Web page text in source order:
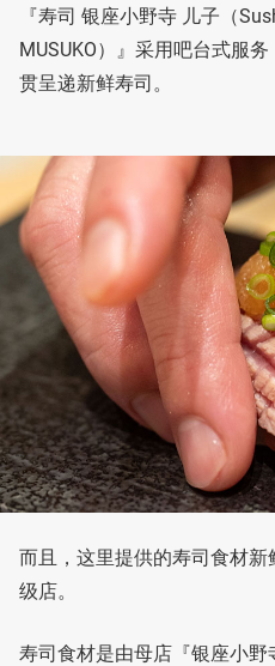
『寿司 银座小野寺 儿子（
MUSUKO）』采用吧台式服
贯呈递新鲜寿司。
而且，这里提供的寿司食材
级店。
寿司食材是由母店『银座小野